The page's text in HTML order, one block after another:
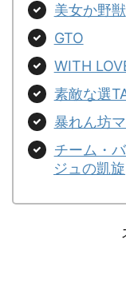
美女か野獣
GTO
WITH
素敵な選
暴れん坊
チーム・
ジュの凱旋